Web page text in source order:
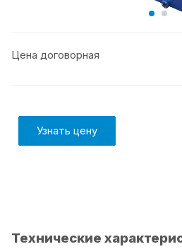
Цена договорная
Узнать цену
Технические